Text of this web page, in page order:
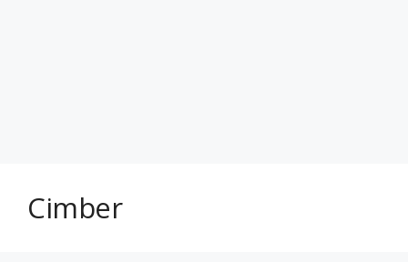
Cimber